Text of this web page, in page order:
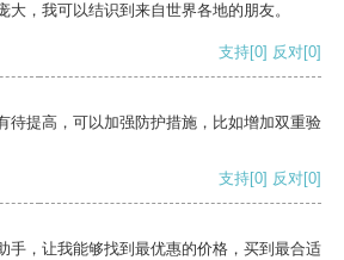
大，我可以结识到来自世界各地的朋友。
支持[0] 反对[0]
待提高，可以加强防护措施，比如增加双重验
支持[0] 反对[0]
手，让我能够找到最优惠的价格，买到最合适